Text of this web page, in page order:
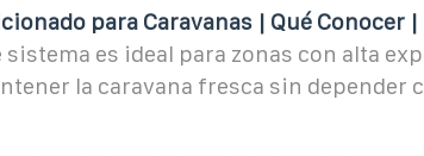
para Caravanas | Qué Conocer
sistema es ideal para zonas con alta
la caravana fresca sin depender